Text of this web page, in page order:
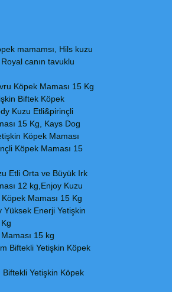
mamamsı, Hils kuzu
canın tavuklu
Köpek Maması 15 Kg,
Biftek Köpek
Kuzu Etli&pirinçli
15 Kg, Kays Dog
Köpek Maması,
Köpek Maması 15
Etli Orta ve Büyük Irk
12 kg,Enjoy Kuzu
Maması 15 Kg,
Enerji Yetişkin
15 kg,
Biftekli Yetişkin Köpek
Yetişkin Köpek